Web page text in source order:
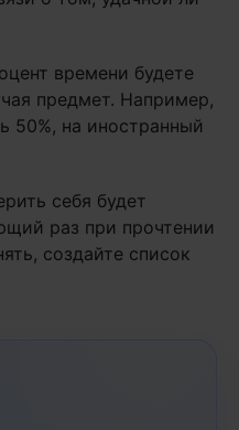
времени будете
предмет. Например,
50%, на иностранный
себя будет
раз при прочтении
создайте список